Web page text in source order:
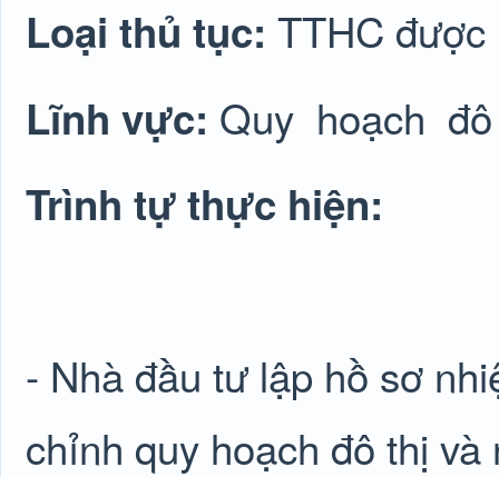
Loại thủ tục: TTHC được
Lĩnh vực: Quy hoạch
Trình tự thực hiện:
- Nhà đầu tư lập hồ sơ
chỉnh quy hoạch đô thị